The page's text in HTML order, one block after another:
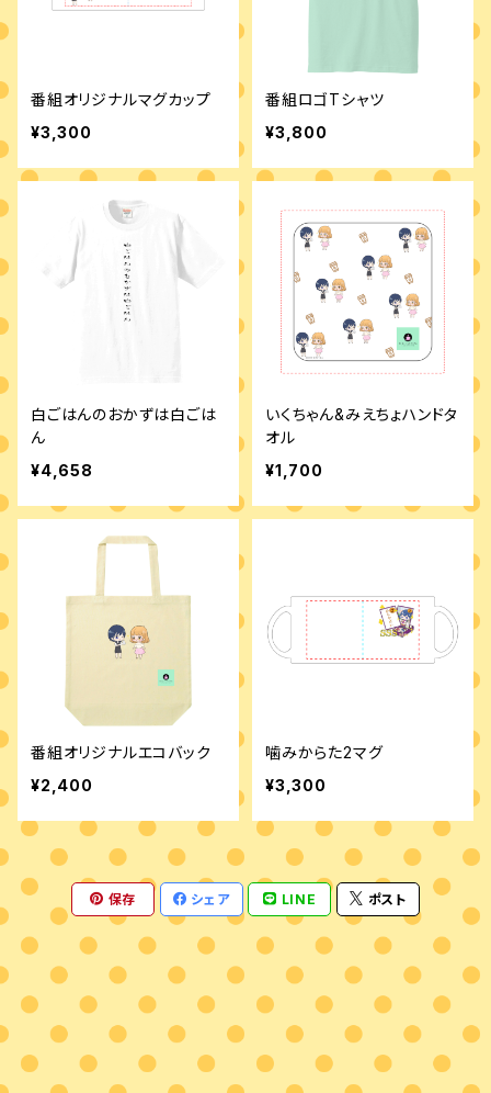
番組オリジナルマグカップ
¥3,300
番組ロゴTシャツ
¥3,800
白ごはんのおかずは白ごは
ん
¥4,658
いくちゃん&みえちょハンドタ
オル
¥1,700
番組オリジナルエコバック
¥2,400
噛みからた2マグ
¥3,300
保存 シェア LINE ポスト